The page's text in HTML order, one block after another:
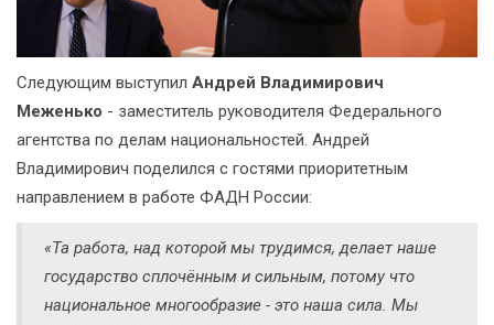
Следующим выступил Андрей Владимирович
Меженько - заместитель руководителя Федерального
агентства по делам национальностей. Андрей
Владимирович поделился с гостями приоритетным
направлением в работе ФАДН России:
«Та работа, над которой мы трудимся, делает наше
государство сплочённым и сильным, потому что
национальное многообразие - это наша сила. Мы